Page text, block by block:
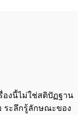
องนี้ไม่ใช่สติปัฏฐาน
ระลึกรู้ลักษณะของ